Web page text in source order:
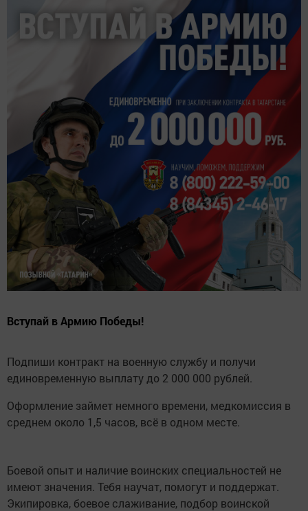
Вступай в Армию Победы!
Подпиши контракт на военную службу и получи
единовременную выплату до 2 000 000 рублей.
Оформление займет немного времени, медкомиссия в
среднем около 1,5 часов, всё в одном месте.
Боевой опыт и наличие воинских специальностей не
имеют значения. Тебя научат, помогут и поддержат.
Экипировка, боевое слаживание, подбор воинской